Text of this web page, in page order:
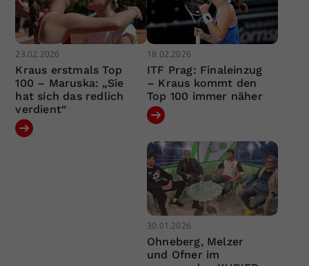
23.02.2026
Kraus erstmals Top
100 – Maruska: „Sie
hat sich das redlich
verdient“
18.02.2026
ITF Prag: Finaleinzug
– Kraus kommt den
Top 100 immer näher
30.01.2026
Ohneberg, Melzer
und Ofner im